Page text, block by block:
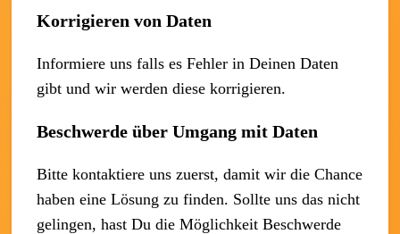
Korrigieren von Daten
Informiere uns falls es Fehler in Deinen Daten
gibt und wir werden diese korrigieren.
Beschwerde über Umgang mit Daten
Bitte kontaktiere uns zuerst, damit wir die Chance
haben eine Lösung zu finden. Sollte uns das nicht
gelingen, hast Du die Möglichkeit Beschwerde